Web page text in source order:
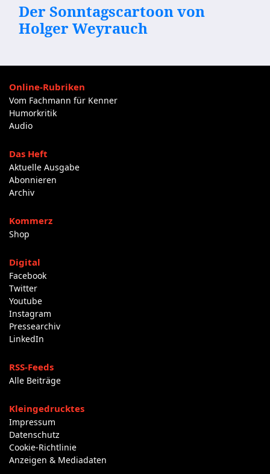
Der Sonntagscartoon von
Holger Weyrauch
Online-Rubriken
Vom Fachmann für Kenner
Humorkritik
Audio
Das Heft
Aktuelle Ausgabe
Abonnieren
Archiv
Kommerz
Shop
Digital
Facebook
Twitter
Youtube
Instagram
Pressearchiv
LinkedIn
RSS-Feeds
Alle Beiträge
Kleingedrucktes
Impressum
Datenschutz
Cookie-Richtlinie
Anzeigen & Mediadaten